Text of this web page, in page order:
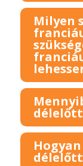
Milyen